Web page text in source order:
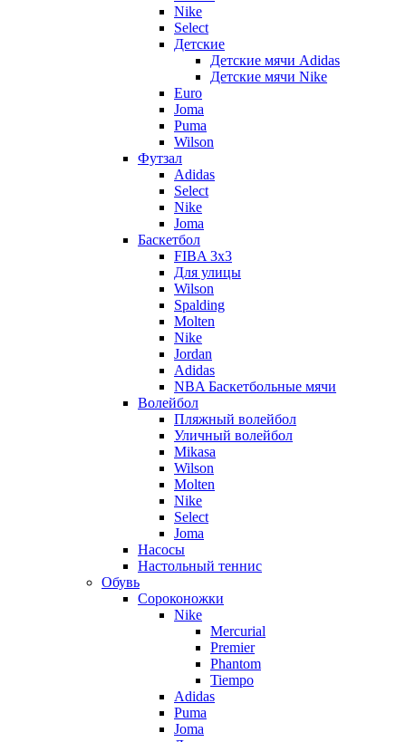
Nike
Select
Детские
Детские мячи Adidas
Детские мячи Nike
Euro
Joma
Puma
Wilson
Футзал
Adidas
Select
Nike
Joma
Баскетбол
FIBA 3x3
Для улицы
Wilson
Spalding
Molten
Nike
Jordan
Adidas
NBA Баскетбольные мячи
Волейбол
Пляжный волейбол
Уличный волейбол
Mikasa
Wilson
Molten
Nike
Select
Joma
Насосы
Настольный теннис
Обувь
Сороконожки
Nike
Mercurial
Premier
Phantom
Tiempo
Adidas
Puma
Joma